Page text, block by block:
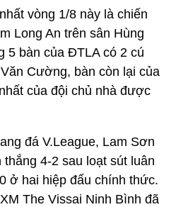
vòng 1/8 này là chiến
Long An trên sân Hùng
5 bàn của ĐTLA có 2 cú
Cường, bàn còn lại của
của đội chủ nhà được
đá V.League, Lam Sơn
4-2 sau loạt sút luân
ở hai hiệp đấu chính thức.
The Vissai Ninh Bình đã